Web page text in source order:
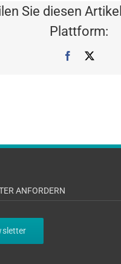
Sie diesen
Plattform:
Facebook
ANFORDERN